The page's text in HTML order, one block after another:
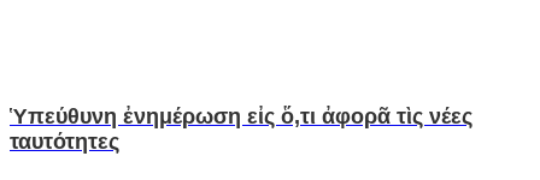
Ὑπεύθυνη ἐνημέρωση εἰς ὅ,τι ἀφορᾶ τὶς νέες
ταυτότητες